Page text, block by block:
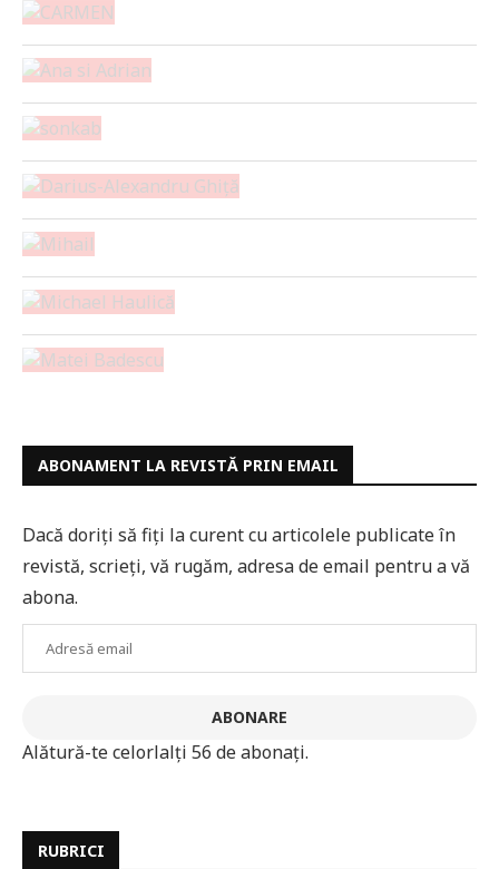
ABONAMENT LA REVISTĂ PRIN EMAIL
Dacă doriți să fiți la curent cu articolele publicate în
revistă, scrieți, vă rugăm, adresa de email pentru a vă
abona.
ABONARE
Alătură-te celorlalți 56 de abonați.
RUBRICI